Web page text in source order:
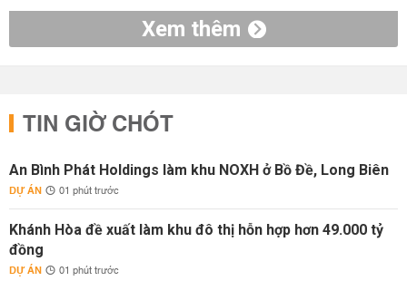
Xem thêm
TIN GIỜ CHÓT
An Bình Phát Holdings làm khu NOXH ở Bồ Đề, Long Biên
DỰ ÁN 01 phút trước
Khánh Hòa đề xuất làm khu đô thị hỗn hợp hơn 49.000 tỷ
đồng
DỰ ÁN 01 phút trước